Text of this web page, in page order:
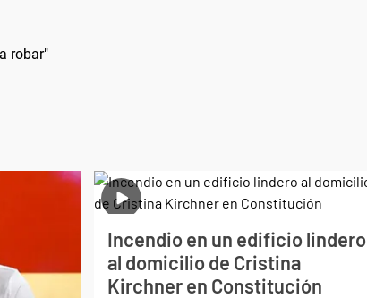
robar"
Incendio en un edificio lindero
al domicilio de Cristina
Kirchner en Constitución